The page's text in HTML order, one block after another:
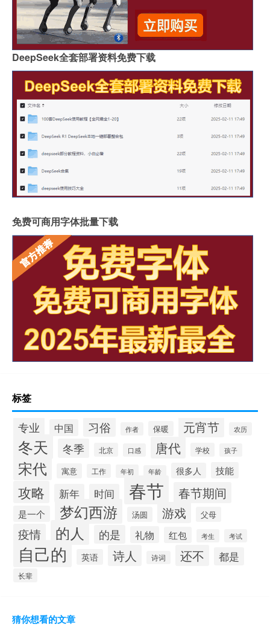
DeepSeek全套部署资料免费下载
免费可商用字体批量下载
标签
专业 中国 习俗 作者 保暖 元宵节 农历
冬天 冬季 北京 口感 唐代 学校 孩子
宋代 寓意 工作 年初 年龄 很多人 技能
攻略 新年 时间 春节 春节期间
是一个 梦幻西游 汤圆 游戏 父母
疫情 的人 的是 礼物 红包 考生 考试
自己的 英语 诗人 诗词 还不 都是
长辈
猜你想看的文章